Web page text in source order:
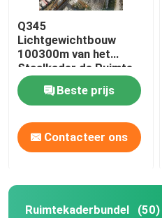
Q345
Lichtgewichtbouw
100300m van het
Staalkader de Ruimte
Grote Spanwijdte van
het KadernetBeste prijs
Contacteer ons
Ruimtekaderbundel (50)